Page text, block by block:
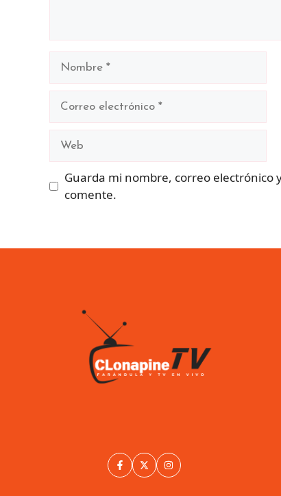
Nombre
Correo
Web
Guarda mi nombre, correo electrónico
comente.